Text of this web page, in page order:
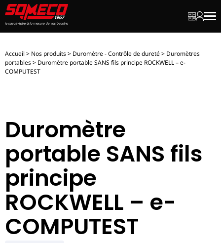
MonMon
Accueil > Nos produits> Duromètre - Contrôle de dureté> Duromètres
portables> Duromètre portable SANS fils principe ROCKWELL – e-
COMPUTEST
Duromètre
portable SANS fils
principe
ROCKWELL – e-
COMPUTEST